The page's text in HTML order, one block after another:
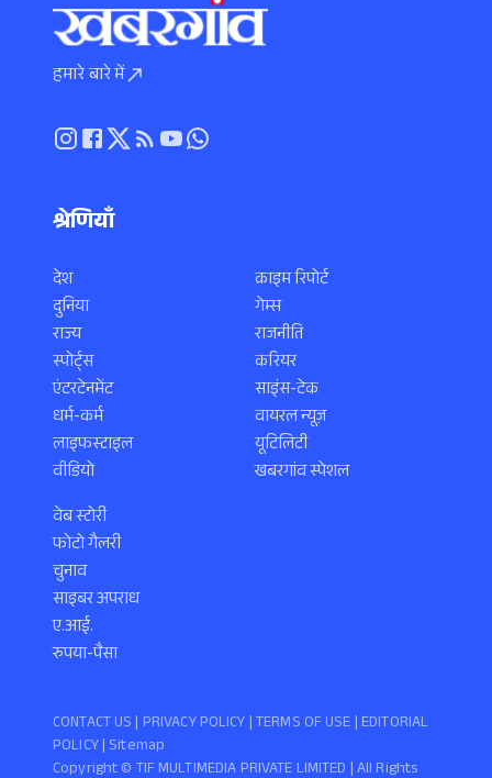
हमारे बारे में
श्रेणियाँ
देश
दुनिया
राज्य
स्पोर्ट्स
एंटरटेनमेंट
धर्म-कर्म
लाइफस्टाइल
वीडियो
क्राइम रिपोर्ट
गेम्स
राजनीति
करियर
साइंस-टेक
वायरल न्यूज़
यूटिलिटी
खबरगांव स्पेशल
वेब स्टोरी
फोटो गैलरी
चुनाव
साइबर अपराध
ए.आई.
रुपया-पैसा
Copyright ©️ TIF MULTIMEDIA PRIVATE LIMITED | All Rights
CONTACT US | PRIVACY POLICY |TERMS OF USE | EDITORIAL
POLICY| Sitemap